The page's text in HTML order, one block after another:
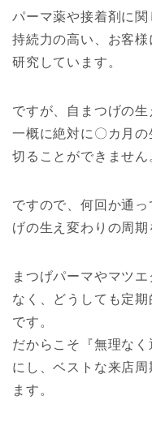
パーマ薬や接着剤に
持続力の高い、お客
研究しています。
ですが、自まつげの
一概に絶対に〇カ月
切ることができません
ですので、何回か通
げの生え変わりの周期
まつげパーマやマツ
なく、どうしても定
です。
だからこそ『無理な
にし、ベストな来店
ます。